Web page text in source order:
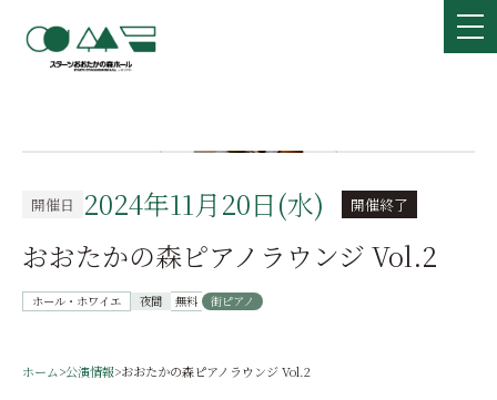
開催日 2024年11月20日(水) 開催終了
おおたかの森ピアノラウンジ Vol.2
ホール・ホワイエ 夜間 無料 街ピアノ
ホーム>公演情報>おおたかの森ピアノラウンジ Vol.2